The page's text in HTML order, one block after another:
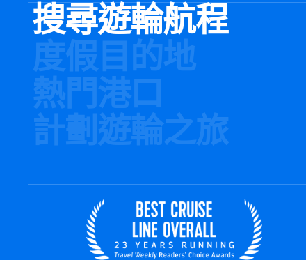
搜尋遊輪航程
度假目的地
熱門港口
計劃遊輪之旅